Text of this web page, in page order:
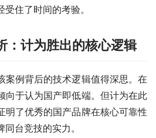
住了时间的考验。
：计为胜出的核心逻辑
例背后的技术逻辑值得深思。在
向于认为国产即低端。但计为在此
明了优秀的国产品牌在核心可靠性
台竞技的实力。